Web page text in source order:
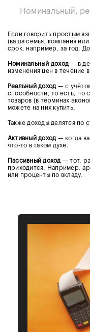
Номинальный,
Если говорить простым
(ваша семья, компания
срок, например, за год.
Номинальный доход — в
изменения цен в течение
Реальный доход — с
способности, то есть, по
товаров (в терминах
можете на них купить.
Также доходы делятся по
Активный доход — когда
что-то в таком духе.
Пассивный доход — тот,
приходится. Например,
или проценты по вкладу.